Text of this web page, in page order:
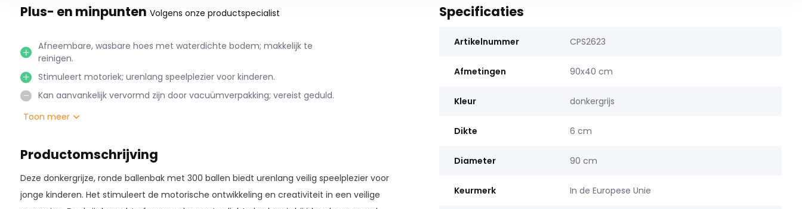
Plus- en minpunten Volgens onze productspecialist
Afneembare, wasbare hoes met waterdichte bodem; makkelijk te
reinigen.
Stimuleert motoriek; urenlang speelplezier voor kinderen.
Kan aanvankelijk vervormd zijn door vacuümverpakking; vereist geduld.
Toon meer
Productomschrijving
Deze donkergrijze, ronde ballenbak met 300 ballen biedt urenlang veilig speelplezier voor
jonge kinderen. Het stimuleert de motorische ontwikkeling en creativiteit in een veilige
Specificaties
Artikelnummer CPS2623
Afmetingen 90x40 cm
Kleur donkergrijs
Dikte 6 cm
Diameter 90 cm
Keurmerk In de Europese Unie